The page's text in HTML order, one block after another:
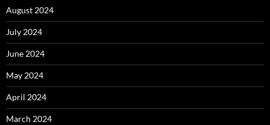
August 2024
July 2024
June 2024
May 2024
April 2024
March 2024